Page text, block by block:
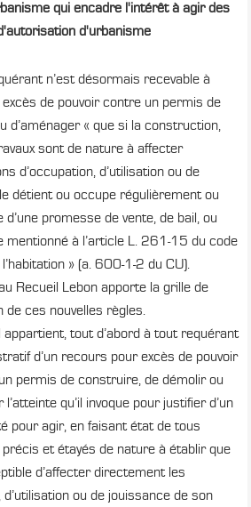
qui encadre l'intérêt à agir des
d'urbanisme
n’est désormais recevable à
de pouvoir contre un permis de
d’aménager « que si la construction,
sont de nature à affecter
d’occupation, d’utilisation ou de
détient ou occupe régulièrement ou
promesse de vente, de bail, ou
mentionné à l’article L. 261-15 du code
» (a. 600-1-2 du CU).
Recueil Lebon apporte la grille de
de ces nouvelles règles.
appartient, tout d’abord à tout requérant
d’un recours pour excès de pouvoir
permis de construire, de démolir ou
qu’il invoque pour justifier d’un
pour agir, en faisant état de tous
et étayés de nature à établir que
d’affecter directement les
ou de jouissance de son